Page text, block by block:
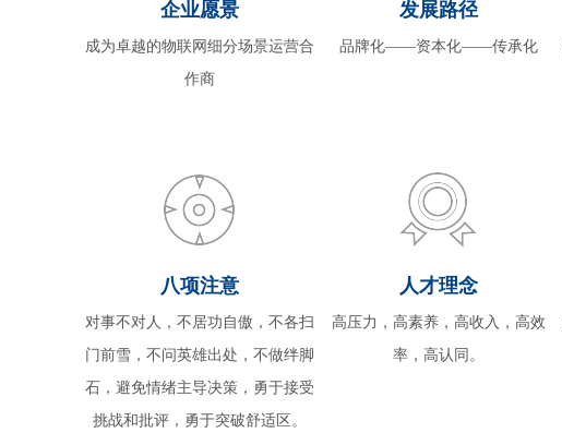
企业愿景 发展路径
成为卓越的物联网细分场景运营合
作商
品牌化——资本化——传承化
八项注意 人才理念
对事不对人，不居功自傲，不各扫
门前雪，不问英雄出处，不做绊脚
石，避免情绪主导决策，勇于接受
挑战和批评，勇于突破舒适区。
高压力，高素养，高收入，高效
率，高认同。